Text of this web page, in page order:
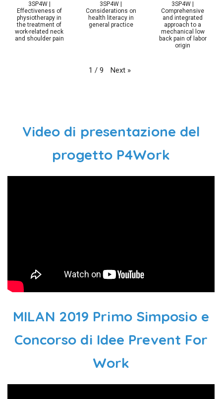
3SP4W |
Effectiveness of
physiotherapy in
the treatment of
work-related neck
and shoulder pain
3SP4W |
Considerations on
health literacy in
general practice
3SP4W |
Comprehensive
and integrated
approach to a
mechanical low
back pain of labor
origin
1 / 9 Next »
Video di presentazione del
progetto P4Work
MILAN 2019 Primo Simposio e
Concorso di Idee Prevent For
Work